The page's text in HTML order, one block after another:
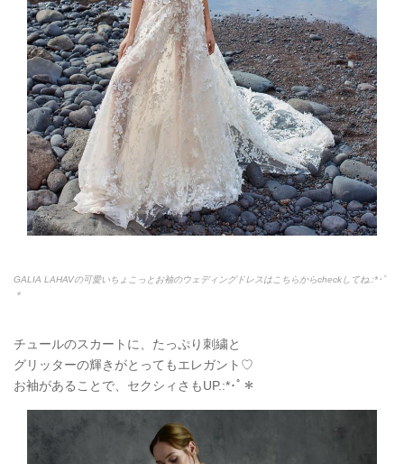
GALIA LAHAVの可愛いちょこっとお袖のウェディングドレスはこちらからcheckしてね.:*･ﾟ
＊
チュールのスカートに、たっぷり刺繍と
グリッターの輝きがとってもエレガント♡
お袖があることで、セクシィさもUP.:*･ﾟ＊